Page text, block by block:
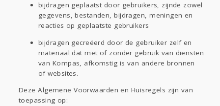
bijdragen geplaatst door gebruikers, zijnde zowel
gegevens, bestanden, bijdragen, meningen en
reacties op geplaatste gebruikers
bijdragen gecreëerd door de gebruiker zelf en
materiaal dat met of zonder gebruik van diensten
van Kompas, afkomstig is van andere bronnen
of websites.
Deze Algemene Voorwaarden en Huisregels zijn van
toepassing op: